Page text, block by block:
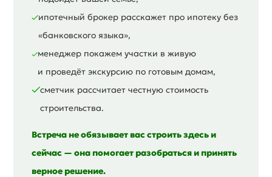
ипотечный брокер расскажет про ипотеку без
«банковского языка»,
менеджер покажем участки в живую
и проведёт экскурсию по готовым домам,
сметчик рассчитает честную стоимость
строительства.
Встреча не обязывает вас строить здесь и
сейчас — она помогает разобраться и принять
верное решение.